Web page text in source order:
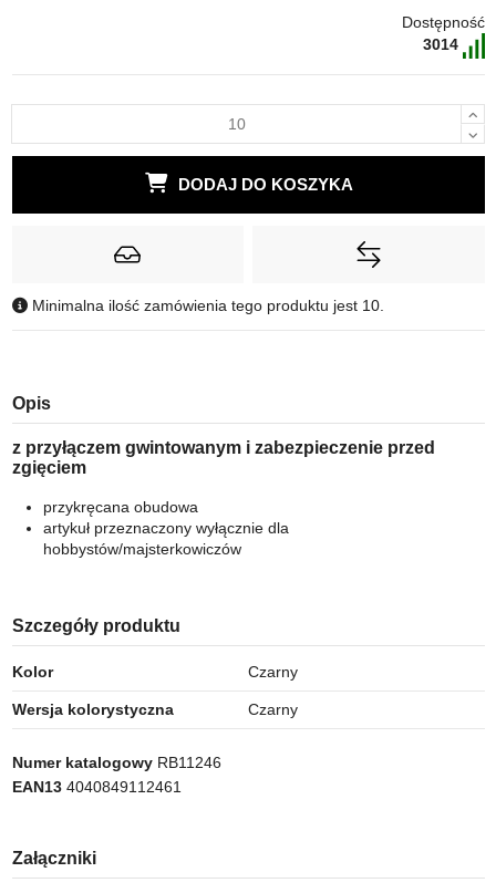
Dostępność
3014
DODAJ DO KOSZYKA
Minimalna ilość zamówienia tego produktu jest 10.
Opis
z przyłączem gwintowanym i zabezpieczenie przed
zgięciem
przykręcana obudowa
artykuł przeznaczony wyłącznie dla
hobbystów/majsterkowiczów
Szczegóły produktu
Kolor Czarny
Wersja kolorystyczna Czarny
Numer katalogowy RB11246
EAN13 4040849112461
Załączniki